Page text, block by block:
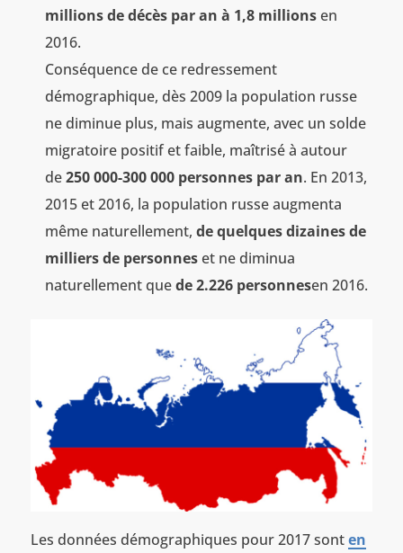
millions de décès par an à 1,8 millionsen
2016.
Conséquence de ce redressement
démographique, dès 2009 la population russe
ne diminue plus, mais augmente, avec un solde
migratoire positif et faible, maîtrisé à autour
de250 000-300 000 personnes par an. En 2013,
2015 et 2016, la population russe augmenta
même naturellement, de quelques dizaines de
milliers de personneset ne diminua
naturellement quede 2.226 personnesen 2016.
Les données démographiques pour 2017 sonten